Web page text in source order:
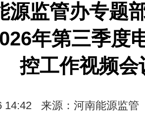
源监管办专题
年第三季度
控工作视频会
14:42
来源：河南能源监管